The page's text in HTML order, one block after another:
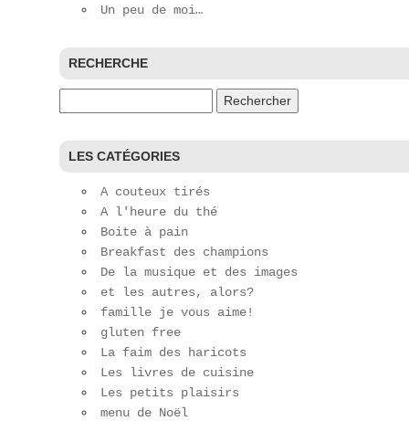
Un peu de moi…
RECHERCHE
LES CATÉGORIES
A couteux tirés
A l'heure du thé
Boite à pain
Breakfast des champions
De la musique et des images
et les autres, alors?
famille je vous aime!
gluten free
La faim des haricots
Les livres de cuisine
Les petits plaisirs
menu de Noël